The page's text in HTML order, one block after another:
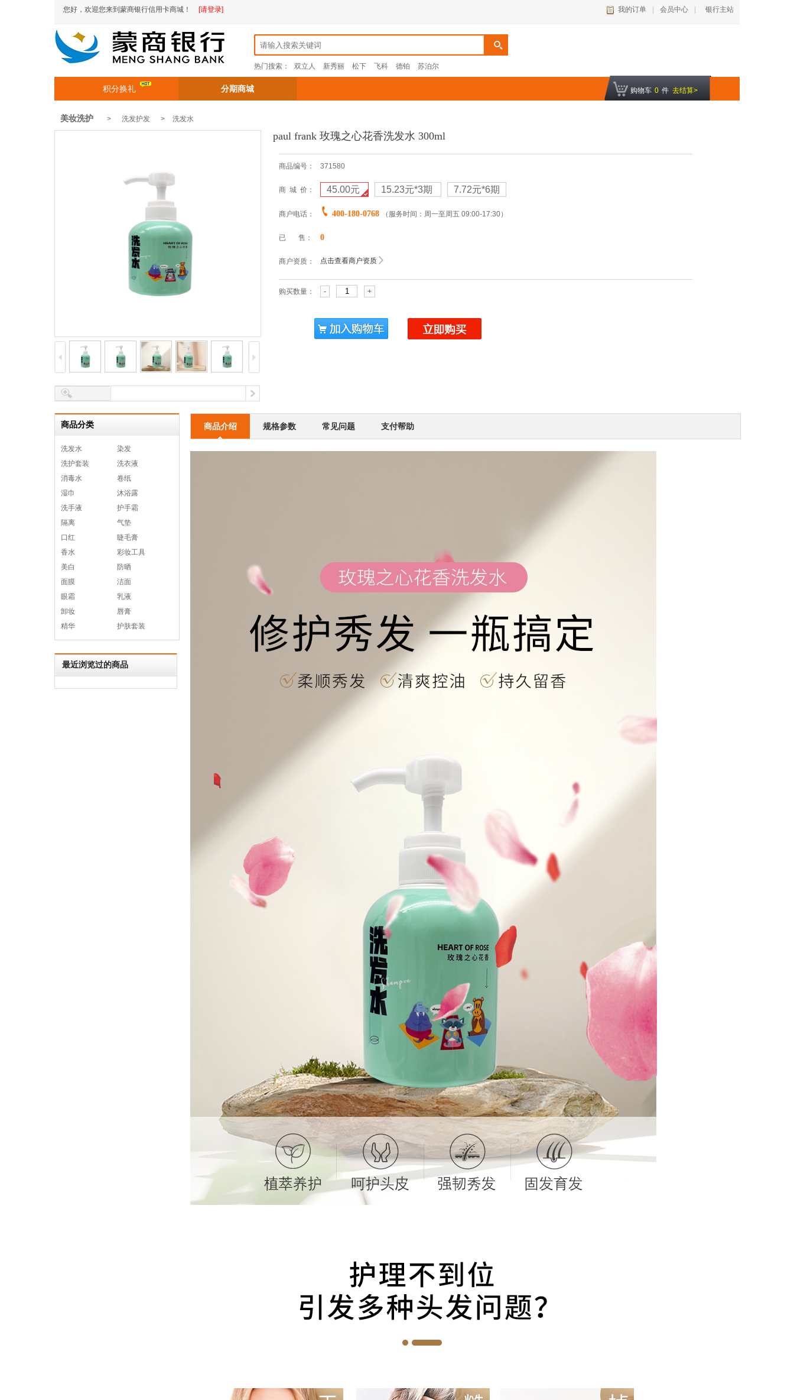
您好，欢迎您来到蒙商银行信用卡商城！ [请登录] 我的订单 会员中心 银行主站
热门搜索： 双立人 新秀丽 松下 飞科 德铂 苏泊尔
积分换礼 分期商城 购物车 0 件 去结算>
美妆洗护 > 洗发护发 > 洗发水
paul frank 玫瑰之心花香洗发水 300ml
商品编号： 371580
商 城 价： 45.00元 15.23元*3期 7.72元*6期
商户电话： 400-180-0768 （服务时间：周一至周五 09:00-17:30）
已 售： 0
商户资质： 点击查看商户资质
购买数量： - +
商品分类
洗发水
染发
洗护套装
洗衣液
消毒水
卷纸
湿巾
沐浴露
洗手液
护手霜
隔离
气垫
口红
睫毛膏
香水
彩妆工具
美白
防晒
面膜
洁面
眼霜
乳液
卸妆
唇膏
精华
护肤套装
最近浏览过的商品
商品介绍 规格参数 常见问题 支付帮助